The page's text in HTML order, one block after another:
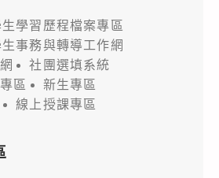
生學習歷程檔案專區
生事務與轉導工作網
社團選填系統
區
新生專區
線上授課專區